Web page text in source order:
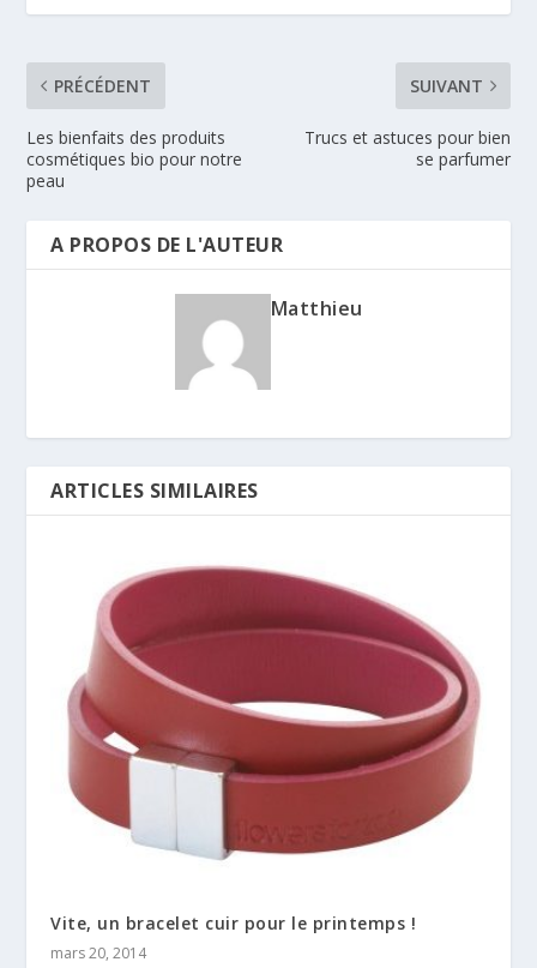
PRÉCÉDENT
Les bienfaits des produits
cosmétiques bio pour notre
peau
SUIVANT
Trucs et astuces pour bien
se parfumer
A PROPOS DE L'AUTEUR
Matthieu
ARTICLES SIMILAIRES
Vite, un bracelet cuir pour le printemps !
mars 20, 2014